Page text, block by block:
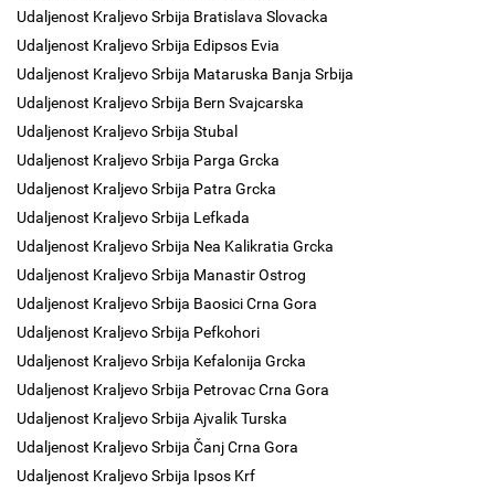
Udaljenost Kraljevo Srbija Bratislava Slovacka
Udaljenost Kraljevo Srbija Edipsos Evia
Udaljenost Kraljevo Srbija Mataruska Banja Srbija
Udaljenost Kraljevo Srbija Bern Svajcarska
Udaljenost Kraljevo Srbija Stubal
Udaljenost Kraljevo Srbija Parga Grcka
Udaljenost Kraljevo Srbija Patra Grcka
Udaljenost Kraljevo Srbija Lefkada
Udaljenost Kraljevo Srbija Nea Kalikratia Grcka
Udaljenost Kraljevo Srbija Manastir Ostrog
Udaljenost Kraljevo Srbija Baosici Crna Gora
Udaljenost Kraljevo Srbija Pefkohori
Udaljenost Kraljevo Srbija Kefalonija Grcka
Udaljenost Kraljevo Srbija Petrovac Crna Gora
Udaljenost Kraljevo Srbija Ajvalik Turska
Udaljenost Kraljevo Srbija Čanj Crna Gora
Udaljenost Kraljevo Srbija Ipsos Krf